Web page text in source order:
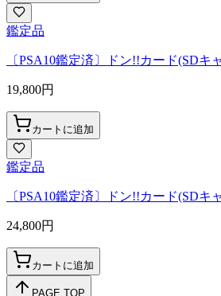
鑑定品
〔PSA10鑑定済〕ドン!!カード(SDキ
19,800円
カートに追加
鑑定品
〔PSA10鑑定済〕ドン!!カード(SDキ
24,800円
カートに追加
PAGE TOP